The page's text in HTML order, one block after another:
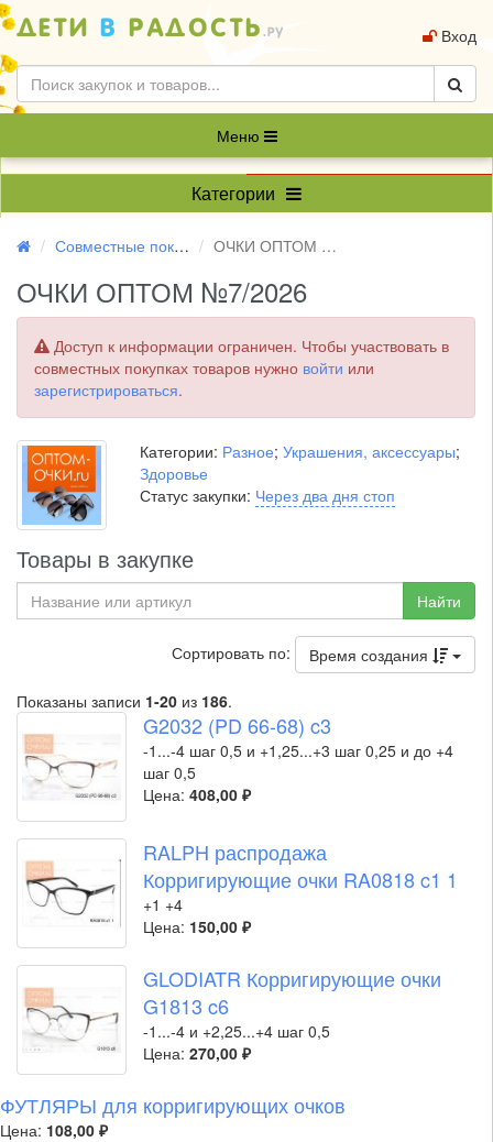
Вход
Меню
Категории
Совместные покупки ОЧКИ ОПТОМ №7/2026
ОЧКИ ОПТОМ №7/2026
Доступ к информации ограничен. Чтобы участвовать в
совместных покупках товаров нужно войти или
зарегистрироваться.
Категории: Разное; Украшения, аксессуары;
Здоровье
Статус закупки: Через два дня стоп
Товары в закупке
Найти
Сортировать по: Время создания
Показаны записи 1-20 из 186.
G2032 (PD 66-68) c3
-1...-4 шаг 0,5 и +1,25...+3 шаг 0,25 и до +4
шаг 0,5
Цена: 408,00 ₽
RALPH распродажа
Корригирующие очки RA0818 c1 1
+1 +4
Цена: 150,00 ₽
GLODIATR Корригирующие очки
G1813 c6
-1...-4 и +2,25...+4 шаг 0,5
Цена: 270,00 ₽
ФУТЛЯРЫ для корригирующих очков
Цена: 108,00 ₽